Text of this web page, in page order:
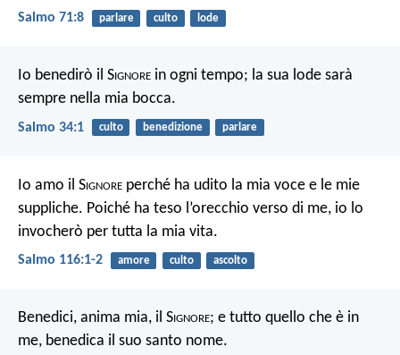
Salmo 71:8 parlare culto lode
Io benedirò il Signore in ogni tempo; la sua lode sarà
sempre nella mia bocca.
Salmo 34:1 culto benedizione parlare
Io amo il Signore perché ha udito la mia voce e le mie
suppliche. Poiché ha teso l’orecchio verso di me, io lo
invocherò per tutta la mia vita.
Salmo 116:1-2 amore culto ascolto
Benedici, anima mia, il Signore; e tutto quello che è in
me, benedica il suo santo nome.